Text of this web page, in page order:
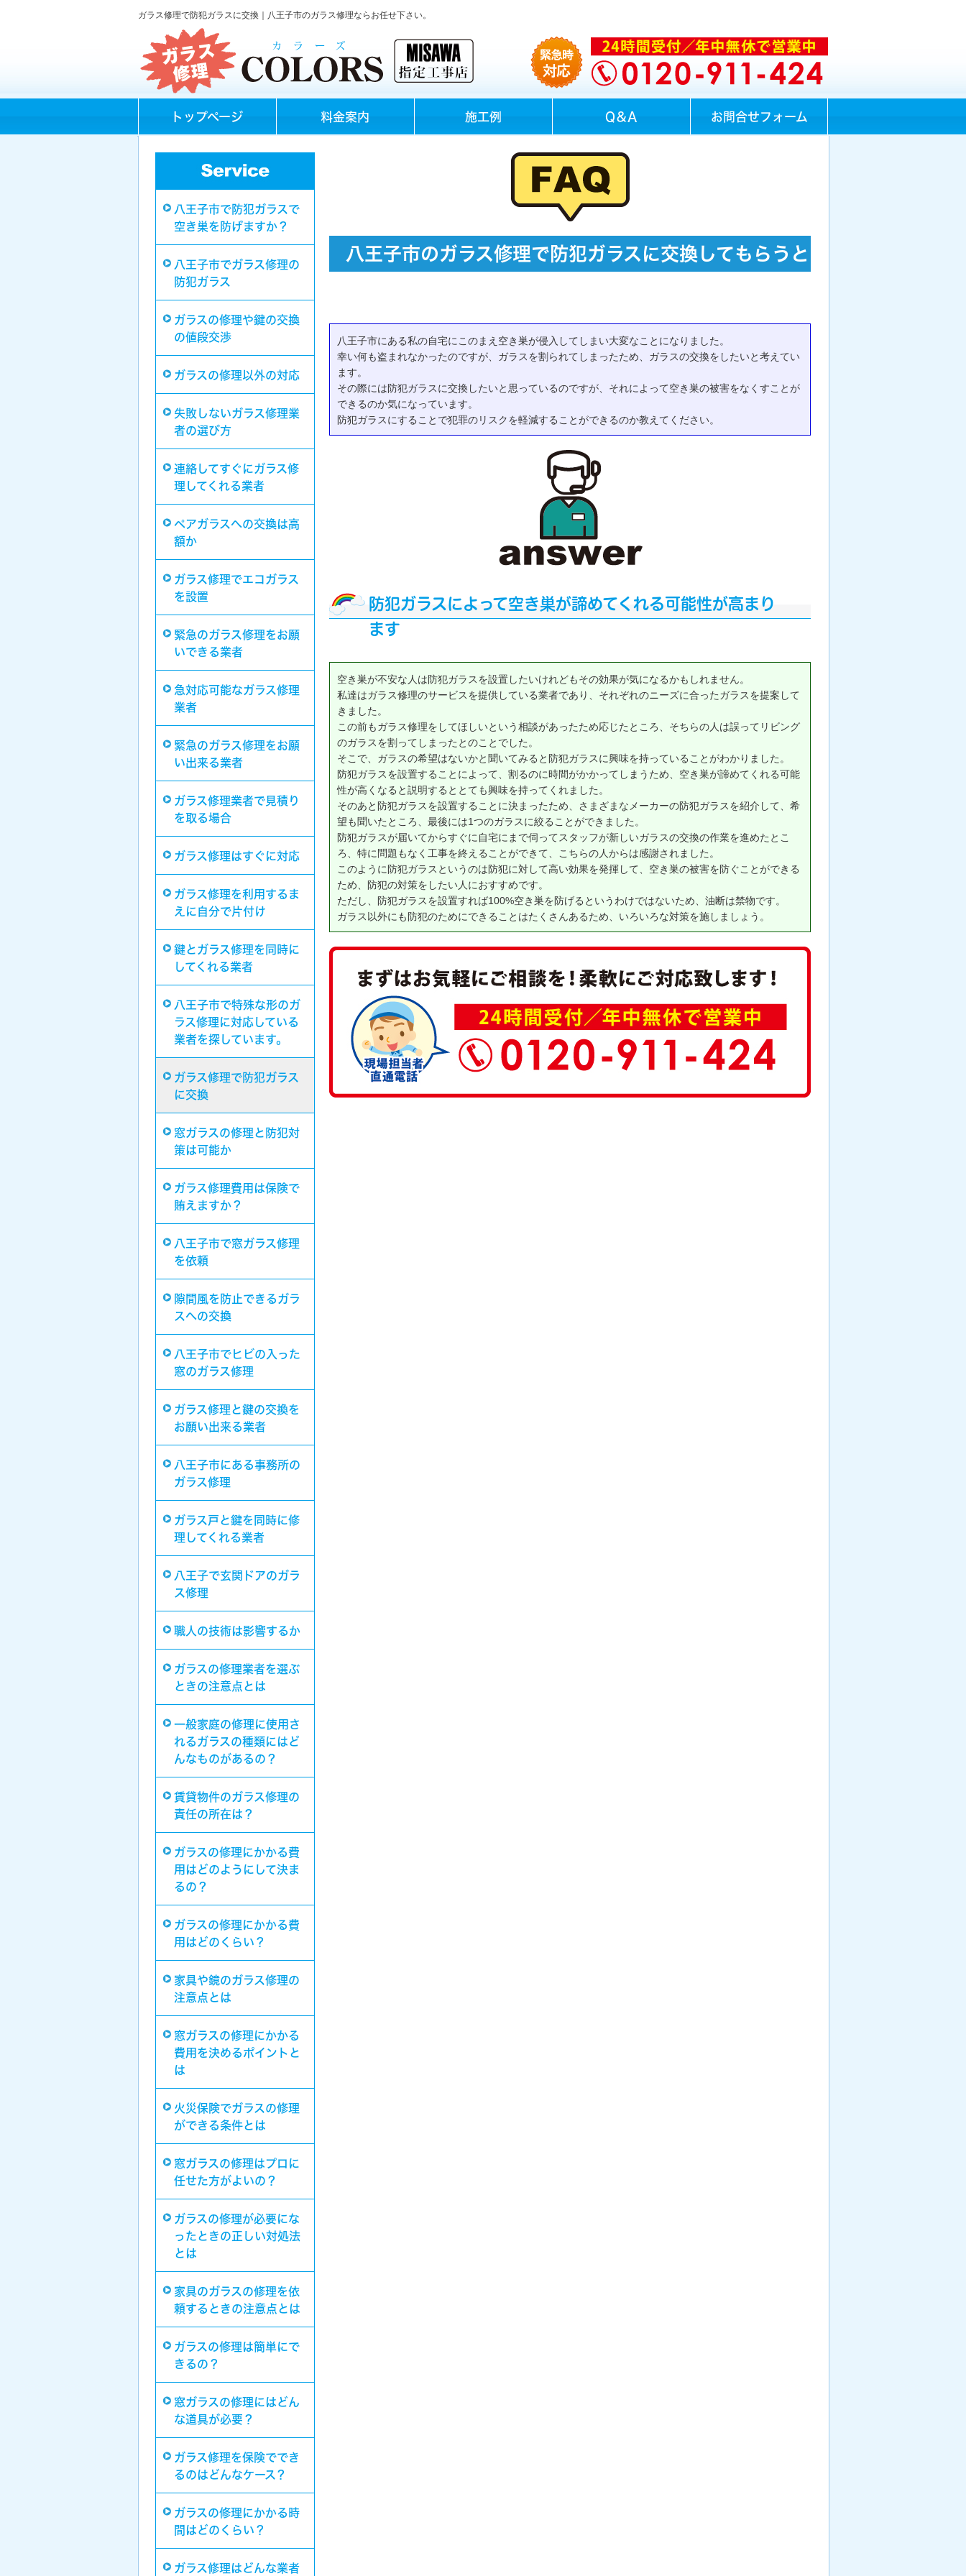
ガラス修理で防犯ガラスに交換｜八王子市のガラス修理ならお任せ下さい。
トップページ 料金案内 施工例 Q＆A お問合せフォーム
八王子市で防犯ガラスで
空き巣を防げますか？
八王子市でガラス修理の
防犯ガラス
ガラスの修理や鍵の交換
の値段交渉
ガラスの修理以外の対応
失敗しないガラス修理業
者の選び方
連絡してすぐにガラス修
理してくれる業者
ペアガラスへの交換は高
額か
ガラス修理でエコガラス
を設置
緊急のガラス修理をお願
いできる業者
急対応可能なガラス修理
業者
緊急のガラス修理をお願
い出来る業者
ガラス修理業者で見積り
を取る場合
ガラス修理はすぐに対応
ガラス修理を利用するま
えに自分で片付け
鍵とガラス修理を同時に
してくれる業者
八王子市で特殊な形のガ
ラス修理に対応している
業者を探しています。
ガラス修理で防犯ガラス
に交換
窓ガラスの修理と防犯対
策は可能か
ガラス修理費用は保険で
賄えますか？
八王子市で窓ガラス修理
を依頼
隙間風を防止できるガラ
スへの交換
八王子市でヒビの入った
窓のガラス修理
ガラス修理と鍵の交換を
お願い出来る業者
八王子市にある事務所の
ガラス修理
ガラス戸と鍵を同時に修
理してくれる業者
八王子で玄関ドアのガラ
ス修理
職人の技術は影響するか
ガラスの修理業者を選ぶ
ときの注意点とは
一般家庭の修理に使用さ
れるガラスの種類にはど
んなものがあるの？
賃貸物件のガラス修理の
責任の所在は？
ガラスの修理にかかる費
用はどのようにして決ま
るの？
ガラスの修理にかかる費
用はどのくらい？
家具や鏡のガラス修理の
注意点とは
窓ガラスの修理にかかる
費用を決めるポイントと
は
火災保険でガラスの修理
ができる条件とは
窓ガラスの修理はプロに
任せた方がよいの？
ガラスの修理が必要にな
ったときの正しい対処法
とは
家具のガラスの修理を依
頼するときの注意点とは
ガラスの修理は簡単にで
きるの？
窓ガラスの修理にはどん
な道具が必要？
ガラス修理を保険ででき
るのはどんなケース？
ガラスの修理にかかる時
間はどのくらい？
ガラス修理はどんな業者
八王子市のガラス修理で防犯ガラスに交換してもらうと
八王子市にある私の自宅にこのまえ空き巣が侵入してしまい大変なことになりました。
幸い何も盗まれなかったのですが、ガラスを割られてしまったため、ガラスの交換をしたいと考えてい
ます。
その際には防犯ガラスに交換したいと思っているのですが、それによって空き巣の被害をなくすことが
できるのか気になっています。
防犯ガラスにすることで犯罪のリスクを軽減することができるのか教えてください。
防犯ガラスによって空き巣が諦めてくれる可能性が高まり
ます
空き巣が不安な人は防犯ガラスを設置したいけれどもその効果が気になるかもしれません。
私達はガラス修理のサービスを提供している業者であり、それぞれのニーズに合ったガラスを提案して
きました。
この前もガラス修理をしてほしいという相談があったため応じたところ、そちらの人は誤ってリビング
のガラスを割ってしまったとのことでした。
そこで、ガラスの希望はないかと聞いてみると防犯ガラスに興味を持っていることがわかりました。
防犯ガラスを設置することによって、割るのに時間がかかってしまうため、空き巣が諦めてくれる可能
性が高くなると説明するととても興味を持ってくれました。
そのあと防犯ガラスを設置することに決まったため、さまざまなメーカーの防犯ガラスを紹介して、希
望も聞いたところ、最後には1つのガラスに絞ることができました。
防犯ガラスが届いてからすぐに自宅にまで伺ってスタッフが新しいガラスの交換の作業を進めたとこ
ろ、特に問題もなく工事を終えることができて、こちらの人からは感謝されました。
このように防犯ガラスというのは防犯に対して高い効果を発揮して、空き巣の被害を防ぐことができる
ため、防犯の対策をしたい人におすすめです。
ただし、防犯ガラスを設置すれば100%空き巣を防げるというわけではないため、油断は禁物です。
ガラス以外にも防犯のためにできることはたくさんあるため、いろいろな対策を施しましょう。